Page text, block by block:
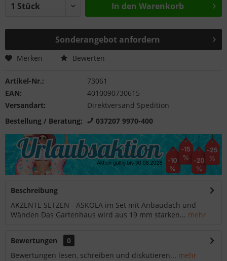
In den Warenkorb
Sonderangebot anfordern
Merken Bewerten
Artikel-Nr.:
73061
EAN:
4010090730615
Versandart:
Direktversand Spedition
Bestellung / Beratung:
037207 9970-400
Beschreibung
AKZENTE SETZEN - ASKOLA im Set mit Anbaudach und
Wänden Das Gartenhaus wird aus 19 mm starken... mehr
Bewertungen
0
Bewertungen lesen, schreiben und diskutieren... mehr